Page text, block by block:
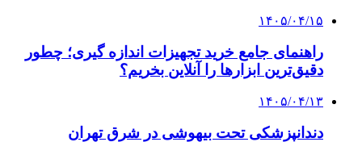
۱۴۰۵/۰۴/۱۵
راهنمای جامع خرید تجهیزات اندازه گیری؛ چطور
دقیق‌ترین ابزارها را آنلاین بخریم؟
۱۴۰۵/۰۴/۱۳
دندانپزشکی تحت بیهوشی در شرق تهران